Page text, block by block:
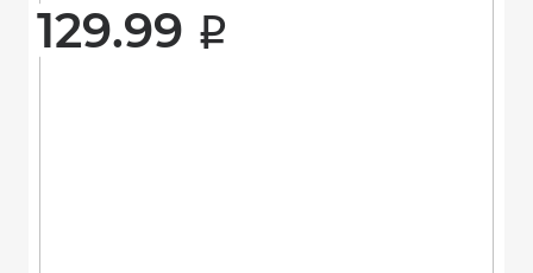
129.99 i